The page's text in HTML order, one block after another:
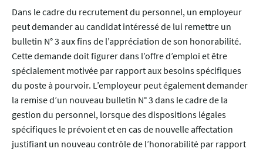
Dans le cadre du recrutement du personnel, un employeur
peut demander au candidat intéressé de lui remettre un
bulletin N° 3 aux fins de l’appréciation de son honorabilité.
Cette demande doit figurer dans l’offre d’emploi et être
spécialement motivée par rapport aux besoins spécifiques
du poste à pourvoir. L’employeur peut également demander
la remise d’un nouveau bulletin N° 3 dans le cadre de la
gestion du personnel, lorsque des dispositions légales
spécifiques le prévoient et en cas de nouvelle affectation
justifiant un nouveau contrôle de l’honorabilité par rapport